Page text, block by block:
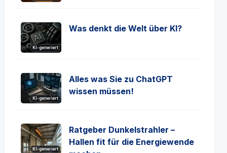
KI-generiert
Was denkt die Welt über KI?
KI-generiert
Alles was Sie zu ChatGPT
wissen müssen!
KI-generiert
Ratgeber Dunkelstrahler –
Hallen fit für die Energiewende